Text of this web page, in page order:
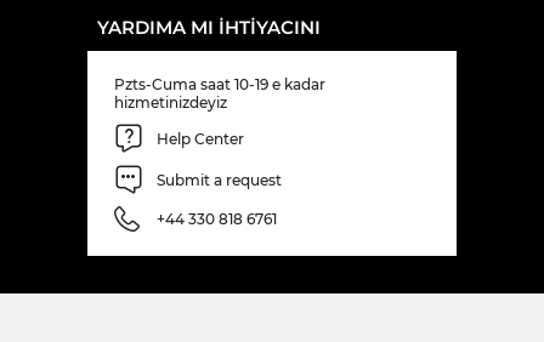
YARDIMA MI IHTIYACINI
Pzts-Cuma saat 10-19 e kadar
hizmetinizdeyiz
Help Center
Submit a request
+44 330 818 6761